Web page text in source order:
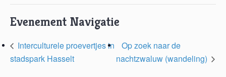
Evenement Navigatie
Interculturele proevertjes in
stadspark Hasselt
Op zoek naar de
nachtzwaluw (wandeling)